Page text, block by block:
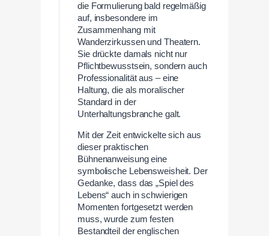
die Formulierung bald regelmäßig
auf, insbesondere im
Zusammenhang mit
Wanderzirkussen und Theatern.
Sie drückte damals nicht nur
Pflichtbewusstsein, sondern auch
Professionalität aus – eine
Haltung, die als moralischer
Standard in der
Unterhaltungsbranche galt.
Mit der Zeit entwickelte sich aus
dieser praktischen
Bühnenanweisung eine
symbolische Lebensweisheit. Der
Gedanke, dass das „Spiel des
Lebens“ auch in schwierigen
Momenten fortgesetzt werden
muss, wurde zum festen
Bestandteil der englischen